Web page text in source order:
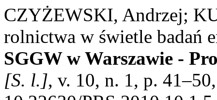
CZYŻEWSKI, Andrzej;
rolnictwa w świetle badań
SGGW w Warszawie -
[S. l.], v. 10, n. 1, p.